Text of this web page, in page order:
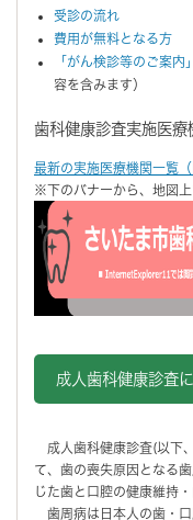
受診の流れ
費用が無料となる方
「がん検診等のご案内
容を含みます）
歯科健康診査実施医療
最新の実施医療機関一覧（
※下のバナーから、地図上
成人歯科健康診査
成人歯科健康診査(以下
て、歯の喪失原因となる
じた歯と口腔の健康維持
歯周病は日本人の歯・口